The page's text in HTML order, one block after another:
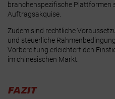
branchenspezifische Plattformen
Auftragsakquise.
Zudem sind rechtliche
und steuerliche
Vorbereitung erleichtert den
im chinesischen Markt.
FAZIT